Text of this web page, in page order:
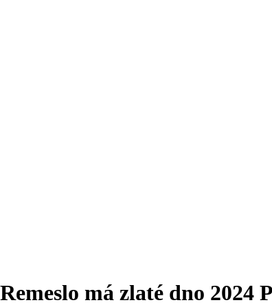
Remeslo má zlaté dno 2024